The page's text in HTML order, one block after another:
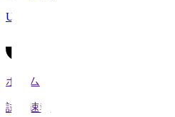
U-21
ホーム
試合速報